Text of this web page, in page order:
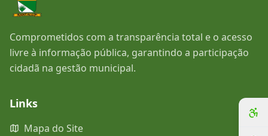
Comprometidos com a transparência total e o acesso
livre à informação pública, garantindo a participação
cidadã na gestão municipal.
Links
Mapa do Site